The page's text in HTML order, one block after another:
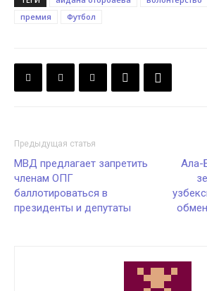
премия
Футбол
Предыдущая статья
МВД предлагает запретить
членам ОПГ
баллотироваться в
президенты и депутаты
Ала-